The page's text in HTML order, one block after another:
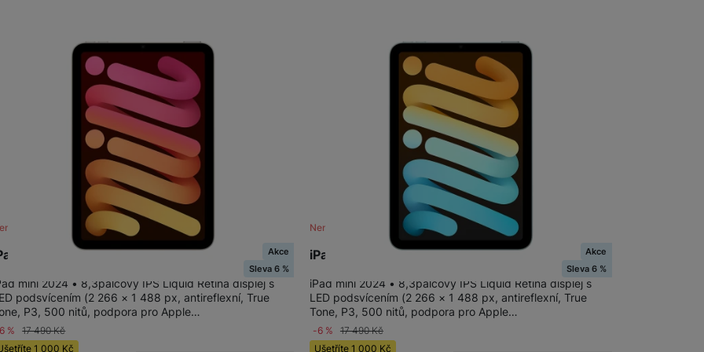
my nebo naši partneři, abychom vám mohli zobrazit vhodné obsahy nebo reklamy jak
stránkách třetích stran.
mini Wi-Fi 256GB - Starlight
skladem
Akce
Sleva 6 %
mini 2024 • 8,3palcový IPS Liquid Retina displej s
podsvícením (2 266 × 1 488 px, antireflexní, True
P3, 500 nitů, podpora pro Apple…
% 17 490Kč
1 000 Kč
iPad mini Wi-Fi 256GB - Blue
Není skladem
Akce
Sleva 6 %
iPad mini 2024 • 8,3palcový IPS Liquid Retina displej s
LED podsvícením (2 266 × 1 488 px, antireflexní, True
Tone, P3, 500 nitů, podpora pro Apple…
-6 % 17 490Kč
Ušetříte 1 000 Kč